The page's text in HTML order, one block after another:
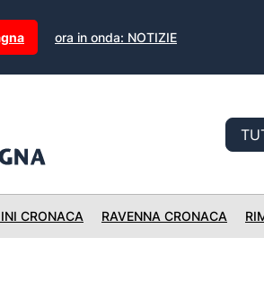
ora in onda: NOTIZIE
CRONACA RAVENNA CRONACA